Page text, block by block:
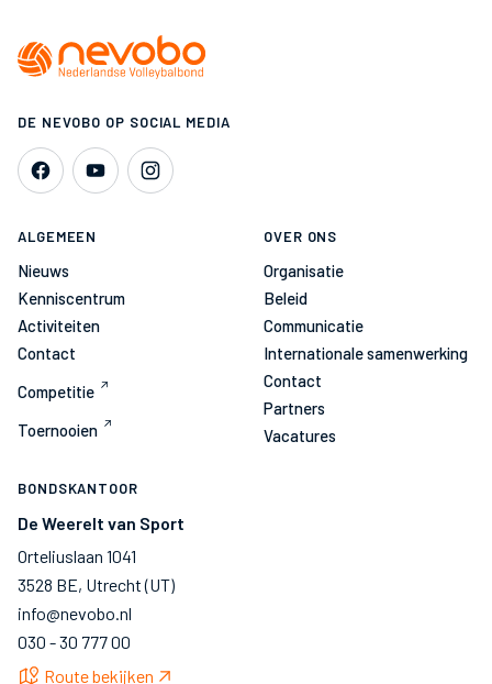
DE NEVOBO OP SOCIAL MEDIA
ALGEMEEN
Nieuws
Kenniscentrum
Activiteiten
Contact
Competitie
Toernooien
OVER ONS
Organisatie
Beleid
Communicatie
Internationale samenwerking
Contact
Partners
Vacatures
BONDSKANTOOR
De Weerelt van Sport
Orteliuslaan 1041
3528 BE, Utrecht (UT)
info@nevobo.nl
030 - 30 777 00
Route bekijken